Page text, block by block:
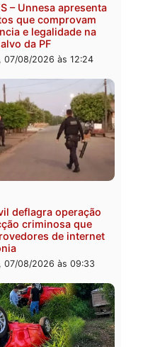
Polícia
2 MILHÕES – Unnesa
documentos que
transparência e legalidade
sexta-feira, 07/08/2026 às